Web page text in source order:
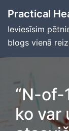
content
Practical
Ieviesīsim
blogs vienā
“N-of-
ko var